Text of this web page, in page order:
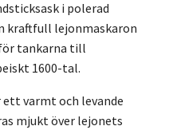
i polerad
kraftfull lejonmaskaron
tankarna till
1600-tal.
ett varmt och levande
mjukt över lejonets